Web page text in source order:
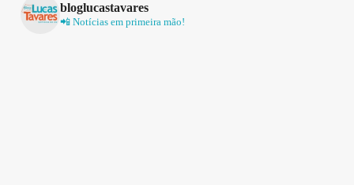
bloglucastavares
📲 Notícias em primeira mão!